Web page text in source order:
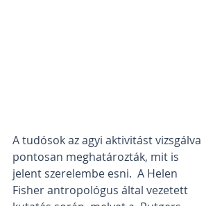
A tudósok az agyi aktivitást vizsgálva
pontosan meghatározták, mit is
jelent szerelembe esni.  A Helen
Fisher antropológus által vezetett